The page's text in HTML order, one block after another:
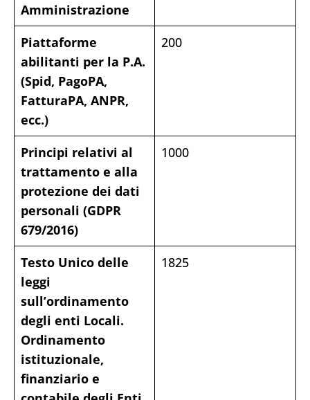
Amministrazione
Piattaforme
abilitanti per la P.A.
(Spid, PagoPA,
FatturaPA, ANPR,
ecc.)
200
Principi relativi al
trattamento e alla
protezione dei dati
personali (GDPR
679/2016)
1000
Testo Unico delle
leggi
sull’ordinamento
degli enti Locali.
Ordinamento
istituzionale,
finanziario e
1825